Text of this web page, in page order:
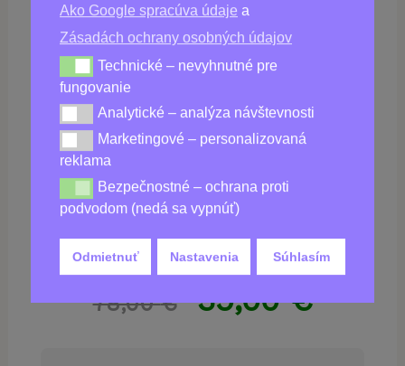
Ako Google spracúva údaje a
Zásadách ochrany osobných údajov
Technické – nevyhnutné pre fungovanie
Technické – nevyhnutné pre
fungovanie
Analytické – analýza návštevnosti
Analytické – analýza návštevnosti
Marketingové – personalizovaná reklama
Marketingové – personalizovaná
reklama
Bezpečnostné – ochrana proti podvodom (nedá sa
Bezpečnostné – ochrana proti
podvodom (nedá sa vypnúť)
Odmietnuť Nastavenia Súhlasím
Kúpiť
78,00€ 39,00€